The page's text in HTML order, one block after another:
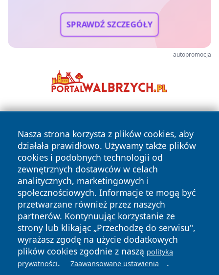
SPRAWDŹ SZCZEGÓŁY
autopromocja
Nasza strona korzysta z plików cookies, aby
działała prawidłowo. Używamy także plików
cookies i podobnych technologii od
zewnętrznych dostawców w celach
analitycznych, marketingowych i
społecznościowych. Informacje te mogą być
przetwarzane również przez naszych
partnerów. Kontynuując korzystanie ze
strony lub klikając „Przechodzę do serwisu",
wyrażasz zgodę na użycie dodatkowych
plików cookies zgodnie z naszą polityką
prywatności. Zaawansowane ustawienia .
Copyright © 2026 faktyrzeszow.pl Wszystkie prawa
zastrzeżone.
News Autorzy
Polityka
Prywatności
Polityka
Cookies